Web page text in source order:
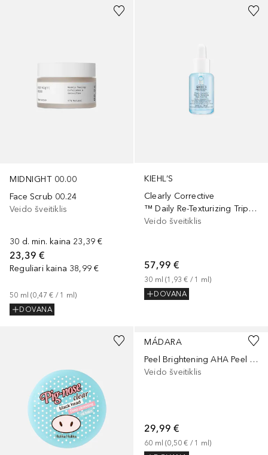
MIDNIGHT 00.00
Face Scrub 00.24
Veido šveitiklis
30 d. min. kaina 23,39 €
23,39 €
Reguliari kaina 38,99 €
50 ml (0,47 € / 1 ml)
DOVANA
KIEHL’S
Clearly Corrective
™ Daily Re-Texturizing Triple Acid Peel
Veido šveitiklis
57,99 €
30 ml (1,93 € / 1 ml)
DOVANA
MÁDARA
Peel Brightening AHA Peel Mask
Veido šveitiklis
29,99 €
60 ml (0,50 € / 1 ml)